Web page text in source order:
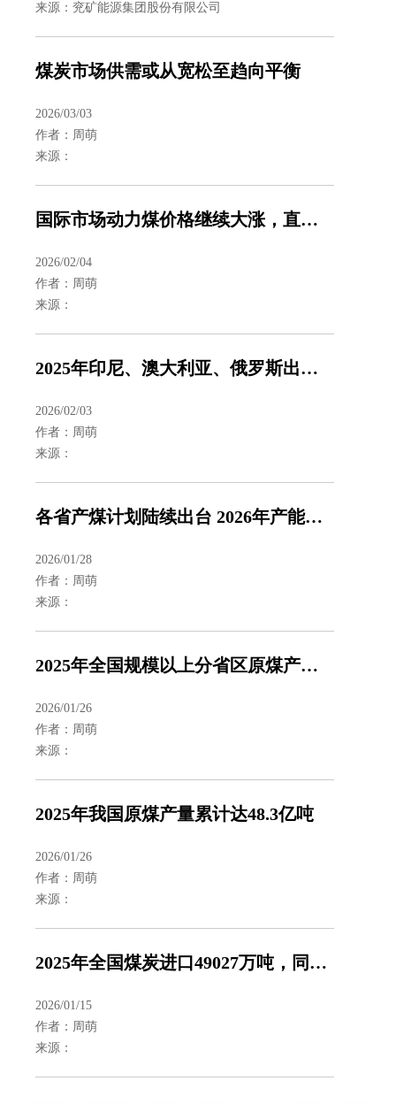
来源：兖矿能源集团股份有限公司
煤炭市场供需或从宽松至趋向平衡
2026/03/03
作者：周萌
来源：
国际市场动力煤价格继续大涨，直逼每吨120美元关口
2026/02/04
作者：周萌
来源：
2025年印尼、澳大利亚、俄罗斯出口煤炭超10亿吨
2026/02/03
作者：周萌
来源：
各省产煤计划陆续出台 2026年产能收缩还是释放
2026/01/28
作者：周萌
来源：
2025年全国规模以上分省区原煤产量数据发布
2026/01/26
作者：周萌
来源：
2025年我国原煤产量累计达48.3亿吨
2026/01/26
作者：周萌
来源：
2025年全国煤炭进口49027万吨，同比下降9.6%
2026/01/15
作者：周萌
来源：